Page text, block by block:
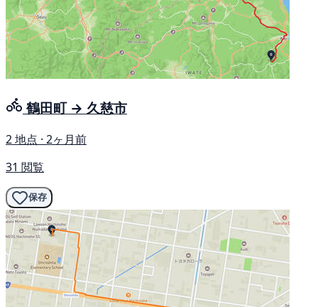
鶴田町 → 久慈市
2 地点 · 2ヶ月前
31 閲覧
保存